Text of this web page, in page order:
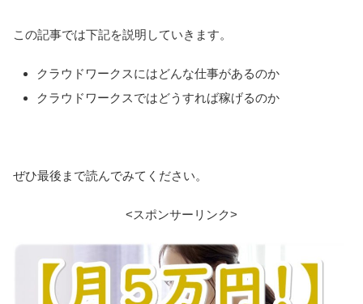
この記事では下記を説明していきます。
クラウドワークスにはどんな仕事があるのか
クラウドワークスではどうすれば稼げるのか
ぜひ最後まで読んでみてください。
<スポンサーリンク>